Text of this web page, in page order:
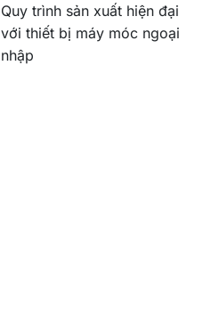
Quy trình sản xuất hiện đại
với thiết bị máy móc ngoại
nhập